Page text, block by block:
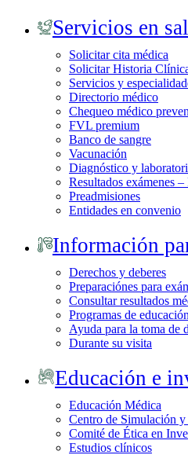
Servicios en
Solicitar cita médica
Solicitar Historia
Servicios y
Directorio médico
Chequeo médico
FVL premium
Banco de sangre
Vacunación
Diagnóstico y
Resultados exámenes
Preadmisiones
Entidades en convenio
Información
Derechos y deberes
Preparaciónes para
Consultar resultados
Programas de
Ayuda para la toma de
Durante su visita
Educación e
Educación Médica
Centro de Simulación
Comité de Ética en
Estudios clínicos